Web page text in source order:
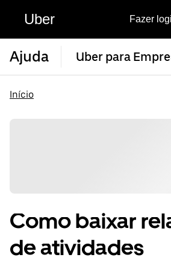
Uber Fazer
Ajuda Uber para
Início
Como baixar
de atividades